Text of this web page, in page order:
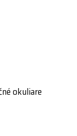
okuliare